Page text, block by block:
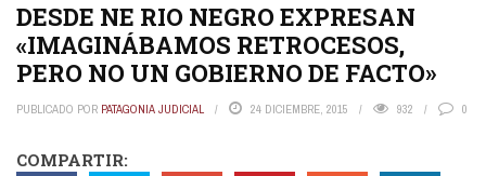
DESDE NE RIO NEGRO EXPRESAN
«IMAGINÁBAMOS RETROCESOS,
PERO NO UN GOBIERNO DE FACTO»
PUBLICADO POR PATAGONIA JUDICIAL 24 DICIEMBRE, 2015 932 0
COMPARTIR: